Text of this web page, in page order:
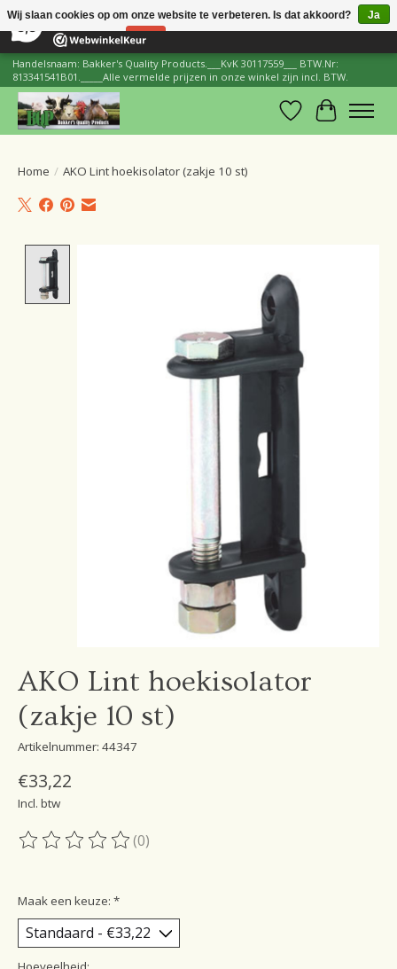
206 Reviews ×
Handelsnaam: Bakker's Quality Products.___KvK 30117559___ BTW.Nr:
813341541B01._____Alle vermelde prijzen in onze winkel zijn incl. BTW.
Verlanglijst
Home / AKO Lint hoekisolator (zakje 10 st)
AKO Lint hoekisolator
(zakje 10 st)
Artikelnummer: 44347
€33,22
Incl. btw
De beoordeling van dit product is
(0)
Maak een keuze: *
Wij slaan cookies op om onze website te verbeteren. Is dat akkoord?
Ja
Nee